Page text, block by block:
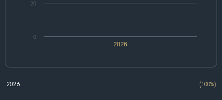
2026
0
20
2026 (100%)